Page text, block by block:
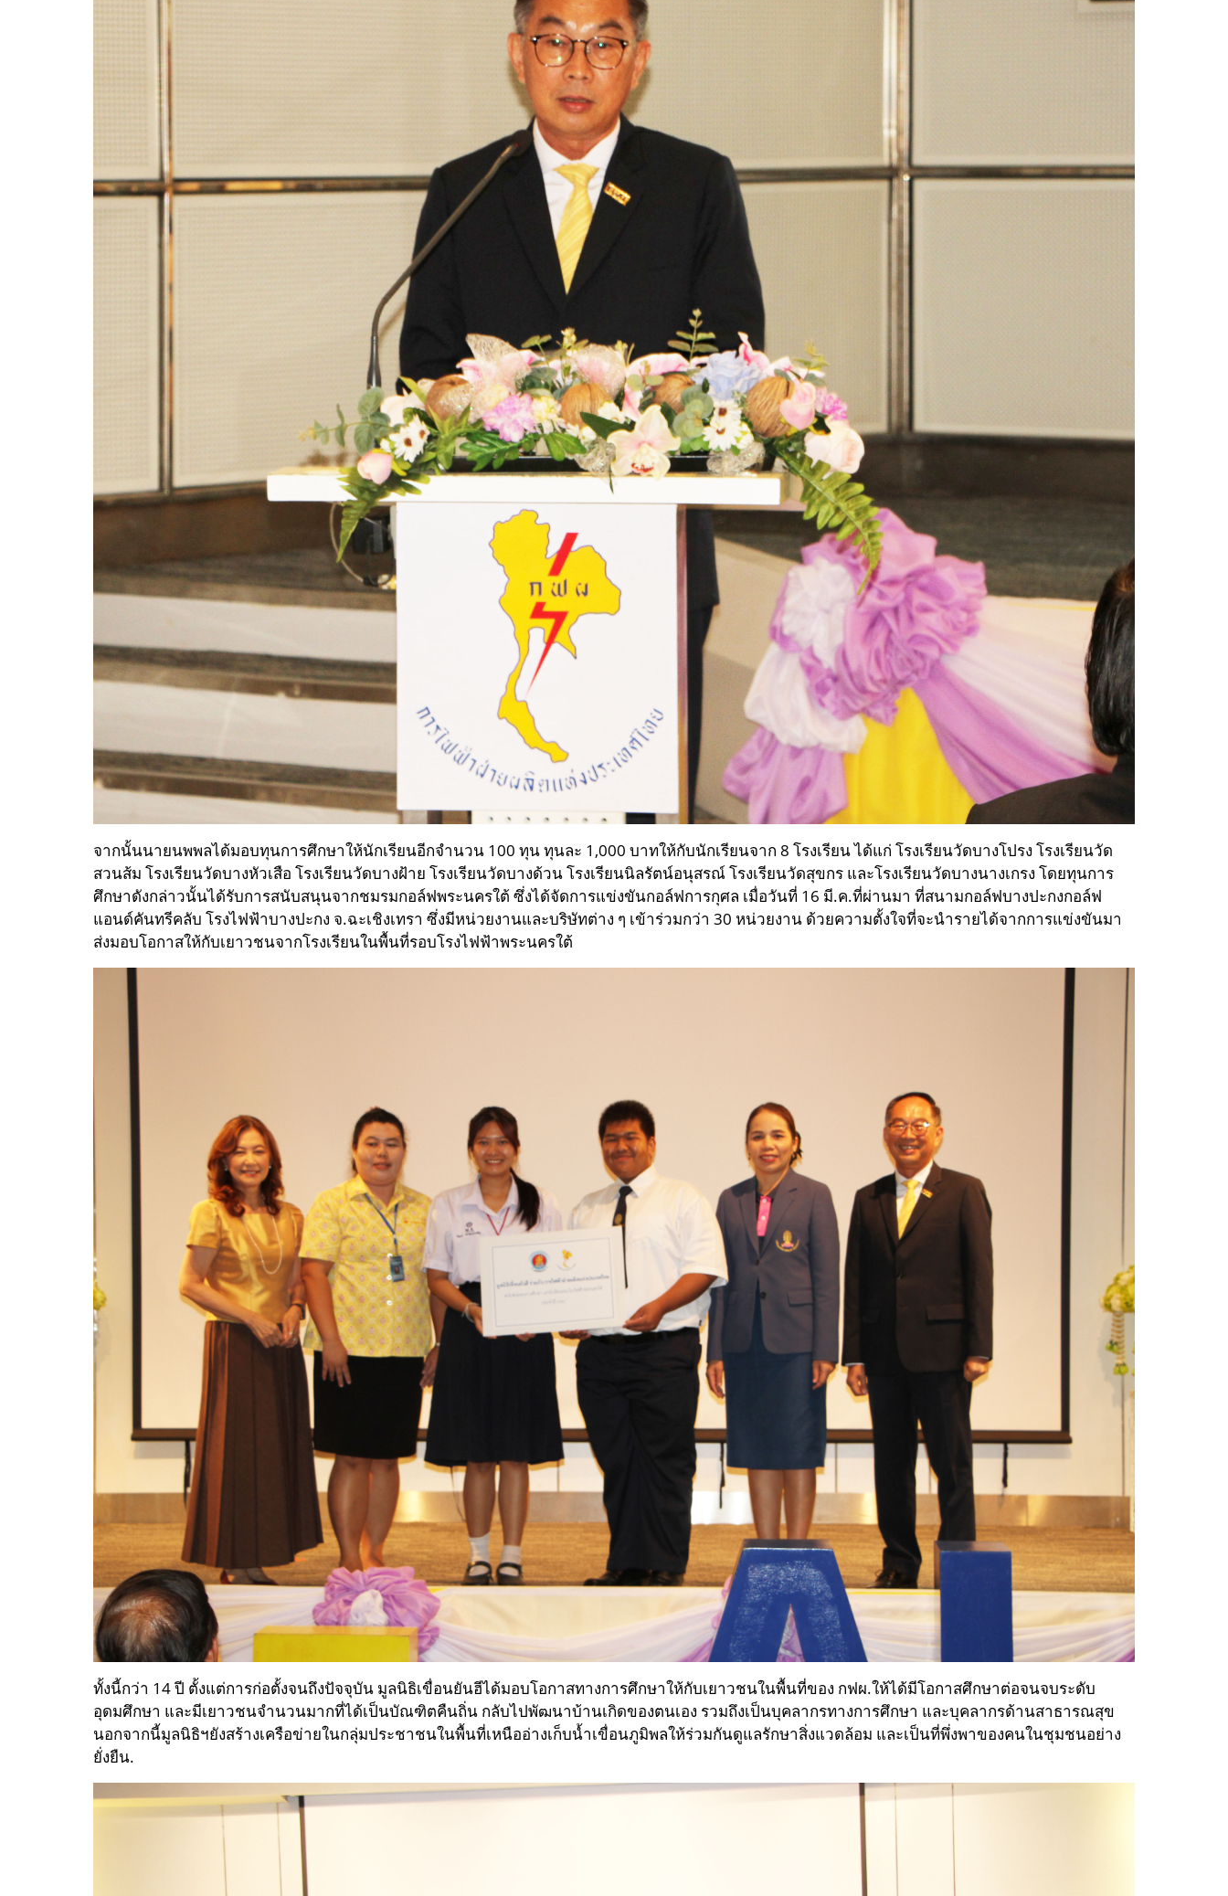
จากนั้นนายนพพลได้มอบทุนการศึกษาให้นักเรียนอีกจำนวน 100 ทุน ทุนละ 1,000 บาทให้กับนักเรียนจาก 8 โรงเรียน ได้แก่ โรงเรียนวัดบางโปรง โรงเรียนวัด
สวนส้ม โรงเรียนวัดบางหัวเสือ โรงเรียนวัดบางฝ้าย โรงเรียนวัดบางด้วน โรงเรียนนิลรัตน์อนุสรณ์ โรงเรียนวัดสุขกร และโรงเรียนวัดบางนางเกรง โดยทุนการ
ศึกษาดังกล่าวนั้นได้รับการสนับสนุนจากชมรมกอล์ฟพระนครใต้ ซึ่งได้จัดการแข่งขันกอล์ฟการกุศล เมื่อวันที่ 16 มี.ค.ที่ผ่านมา ที่สนามกอล์ฟบางปะกงกอล์ฟ
แอนด์คันทรีคลับ โรงไฟฟ้าบางปะกง จ.ฉะเชิงเทรา ซึ่งมีหน่วยงานและบริษัทต่าง ๆ เข้าร่วมกว่า 30 หน่วยงาน ด้วยความตั้งใจที่จะนำรายได้จากการแข่งขันมา
ส่งมอบโอกาสให้กับเยาวชนจากโรงเรียนในพื้นที่รอบโรงไฟฟ้าพระนครใต้
ทั้งนี้กว่า 14 ปี ตั้งแต่การก่อตั้งจนถึงปัจจุบัน มูลนิธิเขื่อนยันฮีได้มอบโอกาสทางการศึกษาให้กับเยาวชนในพื้นที่ของ กฟผ.ให้ได้มีโอกาสศึกษาต่อจนจบระดับ
อุดมศึกษา และมีเยาวชนจำนวนมากที่ได้เป็นบัณฑิตคืนถิ่น กลับไปพัฒนาบ้านเกิดของตนเอง รวมถึงเป็นบุคลากรทางการศึกษา และบุคลากรด้านสาธารณสุข
นอกจากนี้มูลนิธิฯยังสร้างเครือข่ายในกลุ่มประชาชนในพื้นที่เหนืออ่างเก็บน้ำเขื่อนภูมิพลให้ร่วมกันดูแลรักษาสิ่งแวดล้อม และเป็นที่พึ่งพาของคนในชุมชนอย่าง
ยั่งยืน.